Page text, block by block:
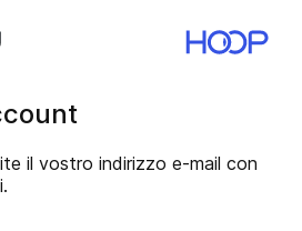
il vostro indirizzo e-mail con